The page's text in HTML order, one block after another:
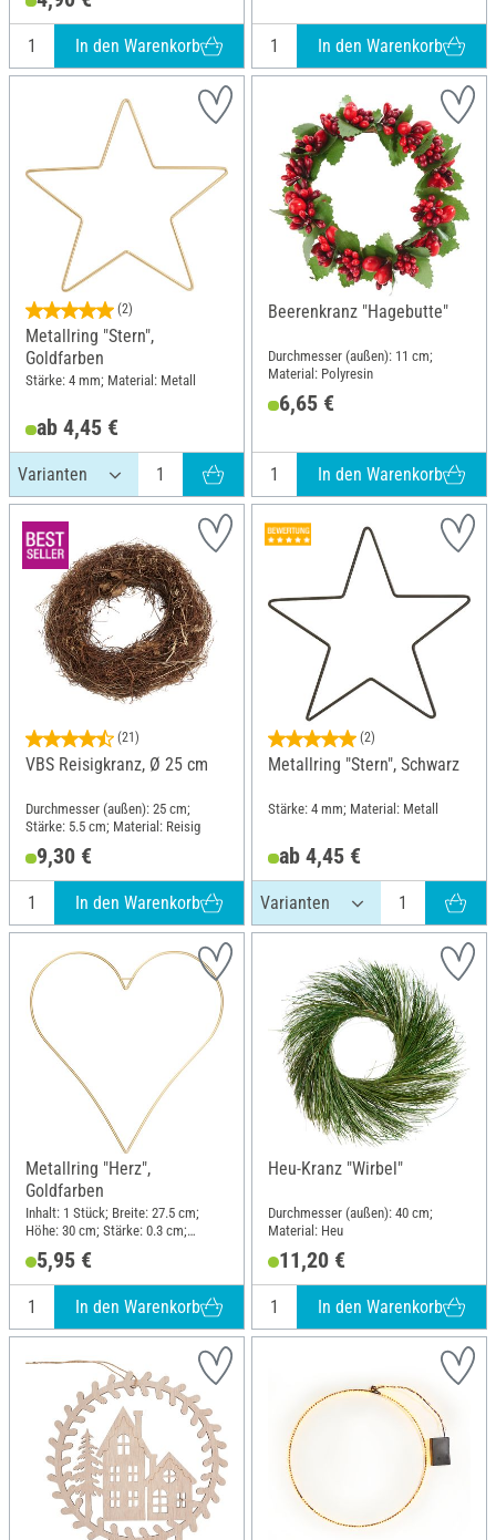
In den Warenkorb In den Warenkorb
(2)
Metallring "Stern",
Goldfarben
Stärke: 4 mm; Material: Metall
ab 4,45 €
Beerenkranz "Hagebutte"
Durchmesser (außen): 11 cm;
Material: Polyresin
6,65 €
In den Warenkorb
(21)
VBS Reisigkranz, Ø 25 cm
Durchmesser (außen): 25 cm;
Stärke: 5.5 cm; Material: Reisig
9,30 €
In den Warenkorb
(2)
Metallring "Stern", Schwarz
Stärke: 4 mm; Material: Metall
ab 4,45 €
Metallring "Herz",
Goldfarben
Inhalt: 1 Stück; Breite: 27.5 cm;
Höhe: 30 cm; Stärke: 0.3 cm;
5,95 €
In den Warenkorb
Heu-Kranz "Wirbel"
Durchmesser (außen): 40 cm;
Material: Heu
11,20 €
In den Warenkorb